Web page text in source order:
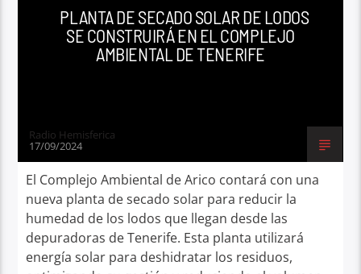
PLANTA DE SECADO SOLAR DE LODOS
SE CONSTRUIRÁ EN EL COMPLEJO
AMBIENTAL DE TENERIFE
Radio Hemisferica
17/09/2024
El Complejo Ambiental de Arico contará con una
nueva planta de secado solar para reducir la
humedad de los lodos que llegan desde las
depuradoras de Tenerife. Esta planta utilizará
energía solar para deshidratar los residuos,